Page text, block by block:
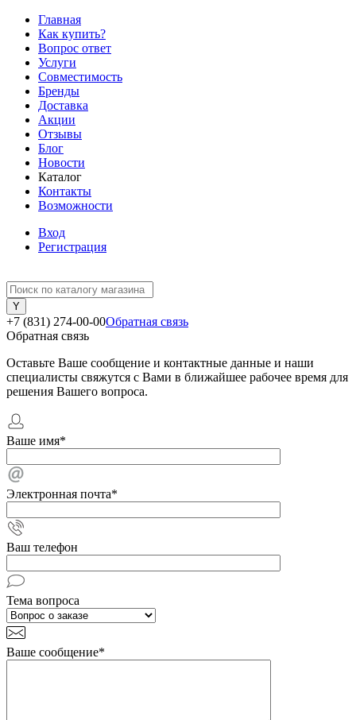
Главная
Как купить?
Вопрос ответ
Услуги
Совместимость
Бренды
Доставка
Акции
Отзывы
Блог
Новости
Каталог
Контакты
Возможности
Вход
Регистрация
+7 (831) 274-00-00Обратная связь
Обратная связь
Оставьте Ваше сообщение и контактные данные и наши
специалисты свяжутся с Вами в ближайшее рабочее время для
решения Вашего вопроса.
Ваше имя*
Электронная почта*
Ваш телефон
Тема вопроса
Ваше сообщение*